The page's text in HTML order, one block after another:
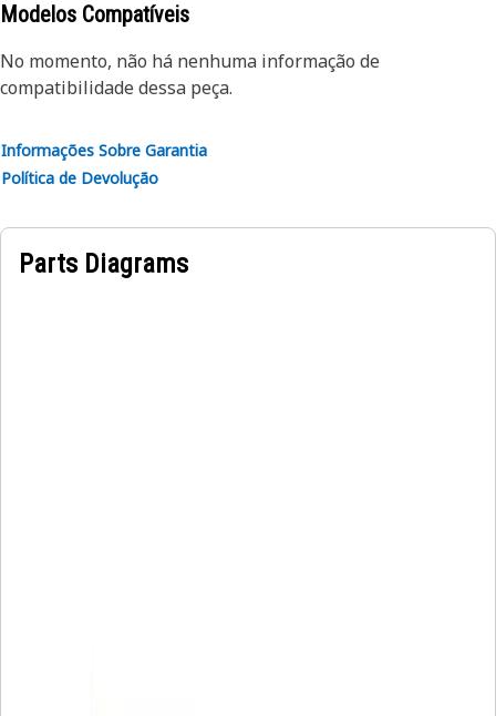
Modelos Compatíveis
No momento, não há nenhuma informação de
compatibilidade dessa peça.
Informações Sobre Garantia
Política de Devolução
Parts Diagrams